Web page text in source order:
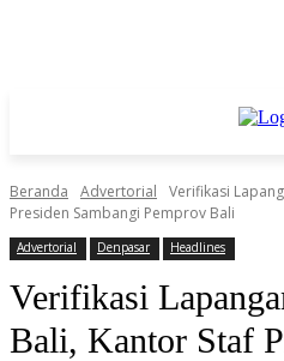
Beranda Advertorial
Verifikasi
Presiden Sambangi Pemprov Bali
Advertorial Denpasar Headlines
Verifikasi
Bali, Kantor Staf